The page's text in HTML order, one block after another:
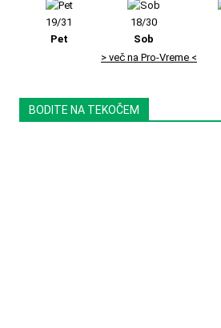
19/31
Pet
18/30
Sob
> več na Pro-Vreme <
BODITE NA TEKOČEM